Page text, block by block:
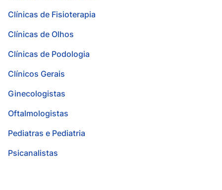
Clínicas de Fisioterapia
Clínicas de Olhos
Clínicas de Podologia
Clínicos Gerais
Ginecologistas
Oftalmologistas
Pediatras e Pediatria
Psicanalistas